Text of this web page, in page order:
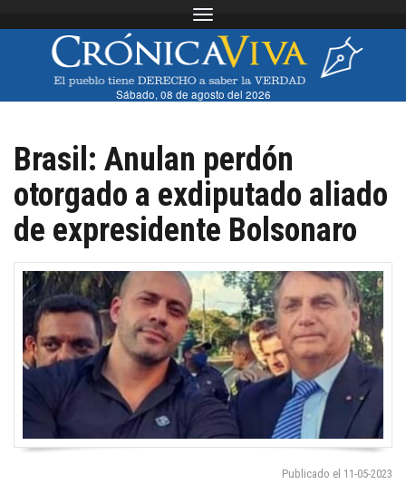
Toggle navigation
Sábado, 08 de agosto del 2026
Brasil: Anulan perdón
otorgado a exdiputado aliado
de expresidente Bolsonaro
Publicado el 11-05-2023